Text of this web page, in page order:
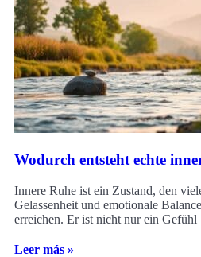
Wodurch entsteht echte
Innere Ruhe ist ein Zustand, den
Gelassenheit und emotionale
erreichen. Er ist nicht nur ein Gefühl
Leer más »